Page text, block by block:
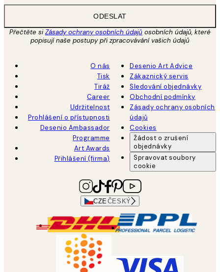
ODESLAT
Přečtěte siZásady ochrany osobních údajů osobních údajů, které
popisují naše postupy při zpracovávání vašich údajů
O nás
Tisk
Tiráž
Career
Udržitelnost
Prohlášení o přístupnosti
Desenio Ambassador
Programme
Art Awards
Přihlášení (firma)
Desenio Art Advice
Zákaznický servis
Sledování objednávky
Obchodní podmínky
Zásady ochrany osobních
údajů
Cookies
Žádost o zrušení
objednávky
Spravovat soubory
cookie
CZE ČESKÝ